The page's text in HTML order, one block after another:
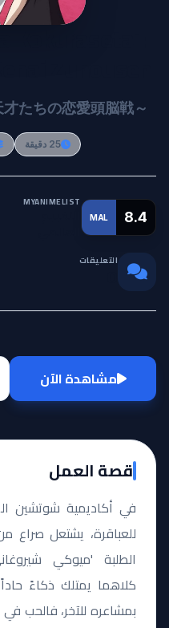
Kokurasetai:
たちの恋愛頭脳戦～
25 دقيقة
MAL 8.4
MYANIMELIST
التعليقات
مشاهدة الآن
قصة العمل
في أكاديمية شوتشين
للعباقرة، يشتعل
الطلبة 'ميوكي
كلاهما يمتلك ذكاءً
بمشاعره للآخر، فالحب